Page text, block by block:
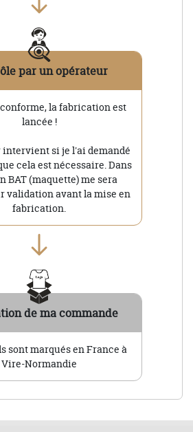
par un opérateur
la fabrication est
lancée !
intervient si je l'ai demandé
cela est nécessaire. Dans
BAT (maquette) me sera
validation avant la mise en
fabrication.
de ma commande
sont marqués en France à
Vire-Normandie